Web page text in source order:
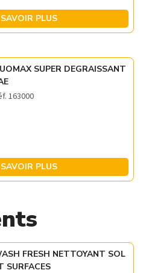
PLUS
SUPER DEGRAISSANT
163000
PLUS
FRESH NETTOYANT SOL
SURFACES